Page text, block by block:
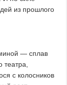
из прошлого
— сплав
театра,
с колосников